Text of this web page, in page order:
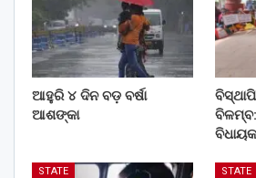
ଆହୁରି ୪ ଦିନ ବଡ଼ ବର୍ଷା
ଆଶଙ୍କା
ବିଧାୟକ
STATE STATE